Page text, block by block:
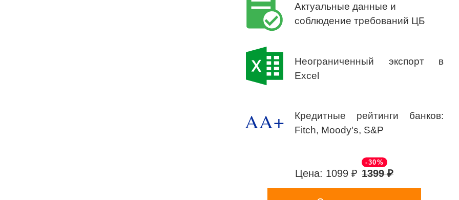
Актуальные данные и
соблюдение требований ЦБ
Неограниченный экспорт в
Excel
AA+
Кредитные рейтинги банков:
Fitch, Moody's, S&P
Цена: 1099 ₽ 1399 ₽
-30%